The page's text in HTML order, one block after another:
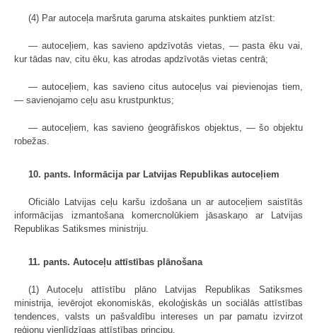
(4) Par autoceļa maršruta garuma atskaites punktiem atzīst:
— autoceļiem, kas savieno apdzīvotās vietas, — pasta ēku vai,
kur tādas nav, citu ēku, kas atrodas apdzīvotās vietas centrā;
— autoceļiem, kas savieno citus autoceļus vai pievienojas tiem,
— savienojamo ceļu asu krustpunktus;
— autoceļiem, kas savieno ģeogrāfiskos objektus, — šo objektu
robežas.
10. pants. Informācija par Latvijas Republikas autoceļiem
Oficiālo Latvijas ceļu karšu izdošana un ar autoceļiem saistītās
informācijas izmantošana komercnolūkiem jāsaskaņo ar Latvijas
Republikas Satiksmes ministriju.
11. pants. Autoceļu attīstības plānošana
(1) Autoceļu attīstību plāno Latvijas Republikas Satiksmes
ministrija, ievērojot ekonomiskās, ekoloģiskās un sociālās attīstības
tendences, valsts un pašvaldību intereses un par pamatu izvirzot
reģionu vienlīdzīgas attīstības principu.